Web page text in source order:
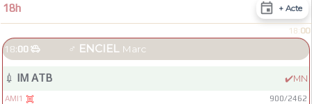
18h  + Acte
18:00
18:00  ♂ ENCIEL Marc
💉 IM ATB ✔️MN
AMI1  900/2462